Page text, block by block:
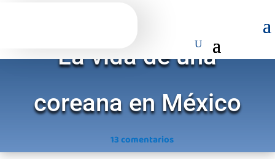
La vida de una
coreana en México
13 comentarios